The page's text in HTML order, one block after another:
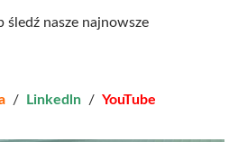
śledź nasze najnowsze
/ Linkedln / YouTube